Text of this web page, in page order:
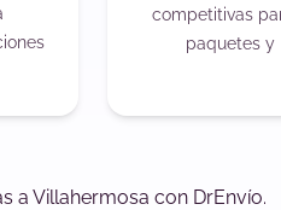
competitivas
paquetes y
a Villahermosa con DrEnvío.